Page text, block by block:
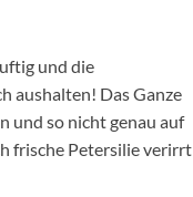
und die
aushalten! Das Ganze
und so nicht genau auf
frische Petersilie verirrt